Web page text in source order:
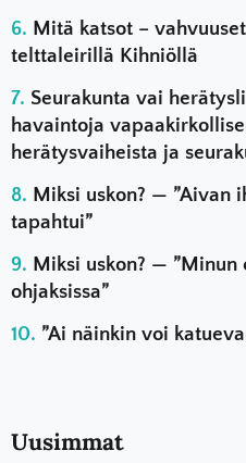
Mitä katsot –
telttaleirillä Kihniöllä
Seurakunta vai
havaintoja
herätysvaiheista ja
Miksi uskon? — ”Aivan
tapahtui”
Miksi uskon? —
ohjaksissa”
”Ai näinkin voi
Uusimmat